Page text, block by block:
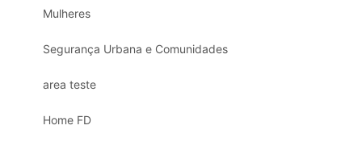
Mulheres
Segurança Urbana e Comunidades
area teste
Home FD